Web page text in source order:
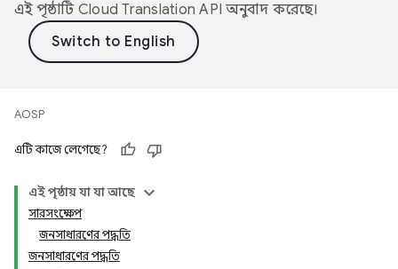
এই পৃষ্ঠাটি Cloud Translation API অনুবাদ করেছে।
AOSP
এটি কাজে লেগেছে?
এই পৃষ্ঠায় যা যা আছে
সারসংক্ষেপ
জনসাধারণের পদ্ধতি
জনসাধারণের পদ্ধতি